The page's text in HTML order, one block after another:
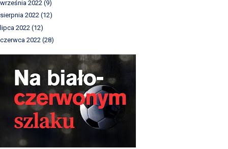
września 2022 (9)
sierpnia 2022 (12)
lipca 2022 (12)
czerwca 2022 (28)